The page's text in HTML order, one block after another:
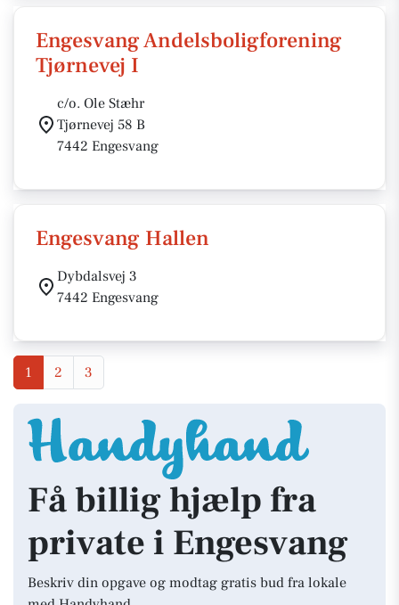
Engesvang Andelsboligforening
Tjørnevej I
c/o. Ole Stæhr
Tjørnevej 58 B
7442 Engesvang
Engesvang Hallen
Dybdalsvej 3
7442 Engesvang
1 2 3
Få billig hjælp fra
private i Engesvang
Beskriv din opgave og modtag gratis bud fra lokale